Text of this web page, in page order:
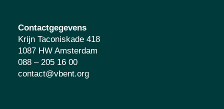
Contactgegevens
Krijn Taconiskade 418
1087 HW Amsterdam
088 – 205 16 00
contact@vbent.org